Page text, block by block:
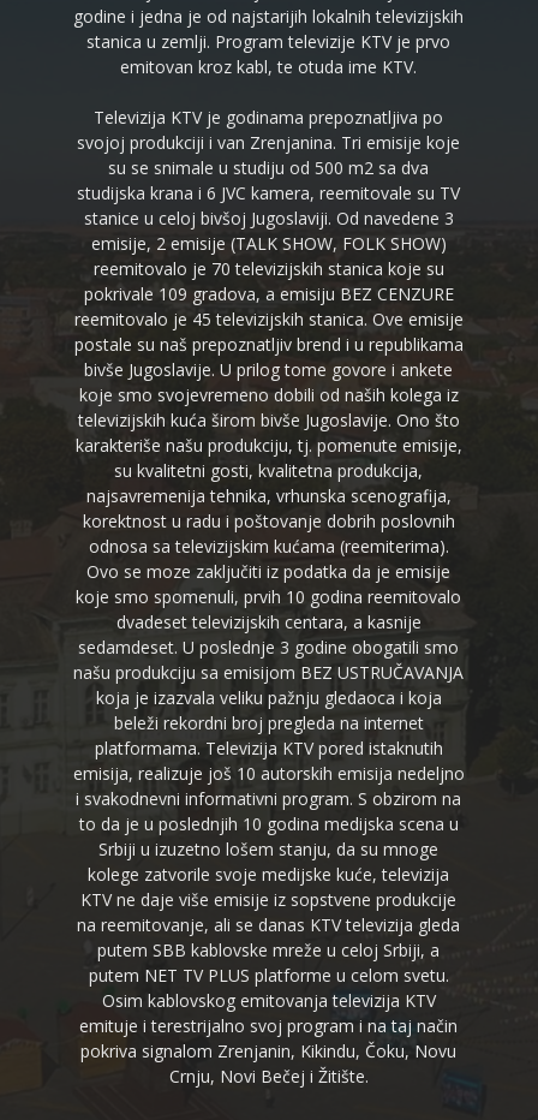
godine i jedna je od najstarijih lokalnih televizijskih
stanica u zemlji. Program televizije KTV je prvo
emitovan kroz kabl, te otuda ime KTV.
Televizija KTV je godinama prepoznatljiva po
svojoj produkciji i van Zrenjanina. Tri emisije koje
su se snimale u studiju od 500 m2 sa dva
studijska krana i 6 JVC kamera, reemitovale su TV
stanice u celoj bivšoj Jugoslaviji. Od navedene 3
emisije, 2 emisije (TALK SHOW, FOLK SHOW)
reemitovalo je 70 televizijskih stanica koje su
pokrivale 109 gradova, a emisiju BEZ CENZURE
reemitovalo je 45 televizijskih stanica. Ove emisije
postale su naš prepoznatljiv brend i u republikama
bivše Jugoslavije. U prilog tome govore i ankete
koje smo svojevremeno dobili od naših kolega iz
televizijskih kuća širom bivše Jugoslavije. Ono što
karakteriše našu produkciju, tj. pomenute emisije,
su kvalitetni gosti, kvalitetna produkcija,
najsavremenija tehnika, vrhunska scenografija,
korektnost u radu i poštovanje dobrih poslovnih
odnosa sa televizijskim kućama (reemiterima).
Ovo se moze zaključiti iz podatka da je emisije
koje smo spomenuli, prvih 10 godina reemitovalo
dvadeset televizijskih centara, a kasnije
sedamdeset. U poslednje 3 godine obogatili smo
našu produkciju sa emisijom BEZ USTRUČAVANJA
koja je izazvala veliku pažnju gledaoca i koja
beleži rekordni broj pregleda na internet
platformama. Televizija KTV pored istaknutih
emisija, realizuje još 10 autorskih emisija nedeljno
i svakodnevni informativni program. S obzirom na
to da je u poslednjih 10 godina medijska scena u
Srbiji u izuzetno lošem stanju, da su mnoge
kolege zatvorile svoje medijske kuće, televizija
KTV ne daje više emisije iz sopstvene produkcije
na reemitovanje, ali se danas KTV televizija gleda
putem SBB kablovske mreže u celoj Srbiji, a
putem NET TV PLUS platforme u celom svetu.
Osim kablovskog emitovanja televizija KTV
emituje i terestrijalno svoj program i na taj način
pokriva signalom Zrenjanin, Kikindu, Čoku, Novu
Crnju, Novi Bečej i Žitište.